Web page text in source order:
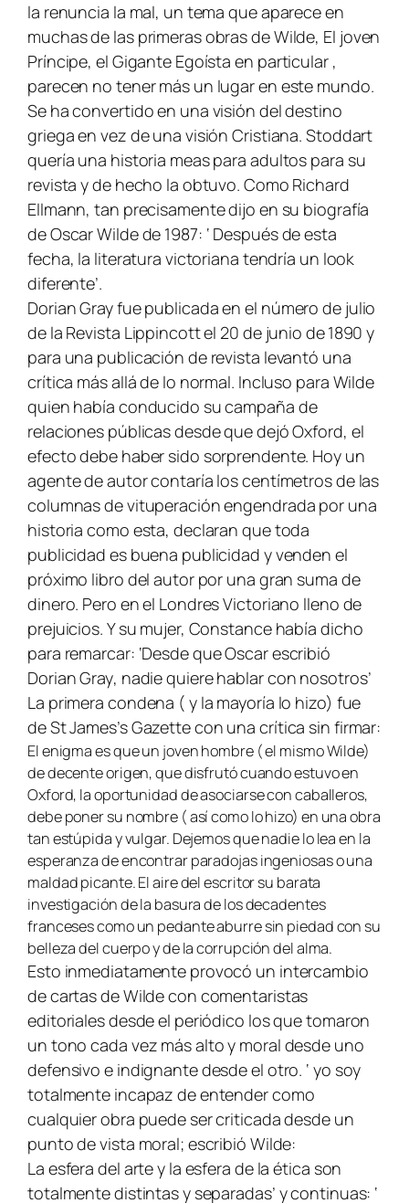
la renuncia la mal, un tema que aparece en
muchas de las primeras obras de Wilde, El joven
Príncipe, el Gigante Egoístaen particular ,
parecen no tener más un lugar en este mundo.
Se ha convertido en una visión del destino
griega en vez de una visión Cristiana. Stoddart
quería una historia meas para adultos para su
revista y de hecho la obtuvo. Como Richard
Ellmann, tan precisamente dijo en su biografía
de Oscar Wilde de 1987: ‘ Después de esta
fecha, la literatura victoriana tendría un look
diferente’.
Dorian Grayfue publicada en el número de julio
de la Revista Lippincott el 20 de junio de1890 y
para una publicación de revista levantó una
crítica más allá de lo normal. Incluso para Wilde
quien había conducido su campaña de
relaciones públicas desde que dejó Oxford, el
efecto debe haber sido sorprendente. Hoy un
agente de autor contaría los centímetros de las
columnas de vituperación engendrada por una
historia como esta, declaran que toda
publicidad es buena publicidad y venden el
próximo libro del autor por una gran suma de
dinero. Pero en el Londres Victoriano lleno de
prejuicios. Y su mujer, Constance había dicho
para remarcar: ‘Desde que Oscar escribió
Dorian Gray, nadie quiere hablar con nosotros’
La primera condena ( y la mayoría lo hizo) fue
deSt James’s Gazettecon una crítica sin firmar:
El enigma es que un joven hombre ( el mismo Wilde)
de decente origen, que disfrutó cuando estuvo en
Oxford, la oportunidad de asociarse con caballeros,
debe poner su nombre ( así como lo hizo) en una obra
tan estúpida y vulgar. Dejemos que nadie lo lea en la
esperanza de encontrar paradojas ingeniosas o una
maldad picante. El aire del escritor su barata
investigación de la basura de los decadentes
franceses como un pedante aburre sin piedad con su
belleza del cuerpo y de la corrupción del alma.
Esto inmediatamente provocó un intercambio
de cartas de Wilde con comentaristas
editoriales desde el periódico los que tomaron
un tono cada vez más alto y moral desde uno
defensivo e indignante desde el otro. ‘ yo soy
totalmente incapaz de entender como
cualquier obra puede ser criticada desde un
punto de vista moral; escribió Wilde:
La esfera del arte y la esfera de la ética son
totalmente distintas y separadas’ y continuas: ‘